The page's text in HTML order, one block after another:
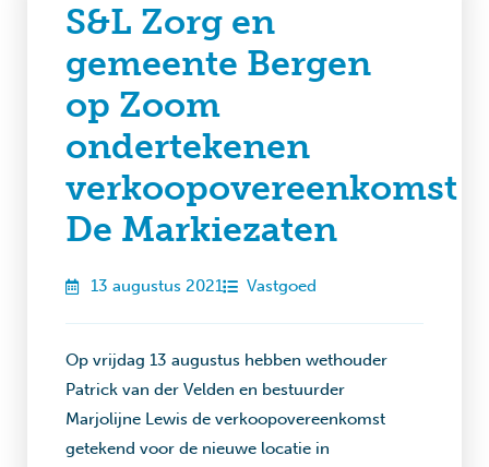
S&L Zorg en
gemeente Bergen
op Zoom
ondertekenen
verkoopovereenkomst
De Markiezaten
13 augustus 2021 Vastgoed
Op vrijdag 13 augustus hebben wethouder
Patrick van der Velden en bestuurder
Marjolijne Lewis de verkoopovereenkomst
getekend voor de nieuwe locatie in